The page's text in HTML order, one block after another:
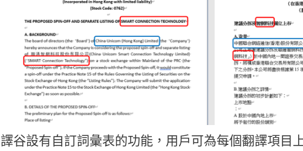
譯谷設有自訂詞彙表的功能，用戶可為每個翻譯項目